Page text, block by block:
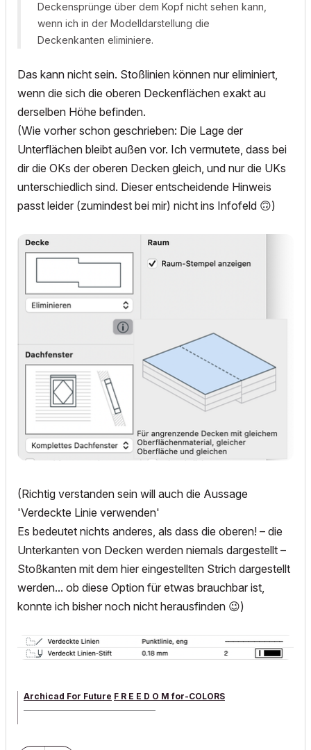
Deckensprünge über dem Kopf nicht sehen kann,
wenn ich in der Modelldarstellung die
Deckenkanten eliminiere.
Das kann nicht sein. Stoßlinien können nur eliminiert,
wenn die sich die oberen Deckenflächen exakt au
derselben Höhe befinden.
(Wie vorher schon geschrieben: Die Lage der
Unterflächen bleibt außen vor. Ich vermutete, dass bei
dir die OKs der oberen Decken gleich, und nur die UKs
unterschiedlich sind. Dieser entscheidende Hinweis
passt leider (zumindest bei mir) nicht ins Infofeld 🙃)
(Richtig verstanden sein will auch die Aussage
'Verdeckte Linie verwenden'
Es bedeutet nichts anderes, als dass die oberen! – die
Unterkanten von Decken werden niemals dargestellt –
Stoßkanten mit dem hier eingestellten Strich dargestellt
werden... ob diese Option für etwas brauchbar ist,
konnte ich bisher noch nicht herausfinden 😉)
Archicad For Future F R E E D O M for-COLORS